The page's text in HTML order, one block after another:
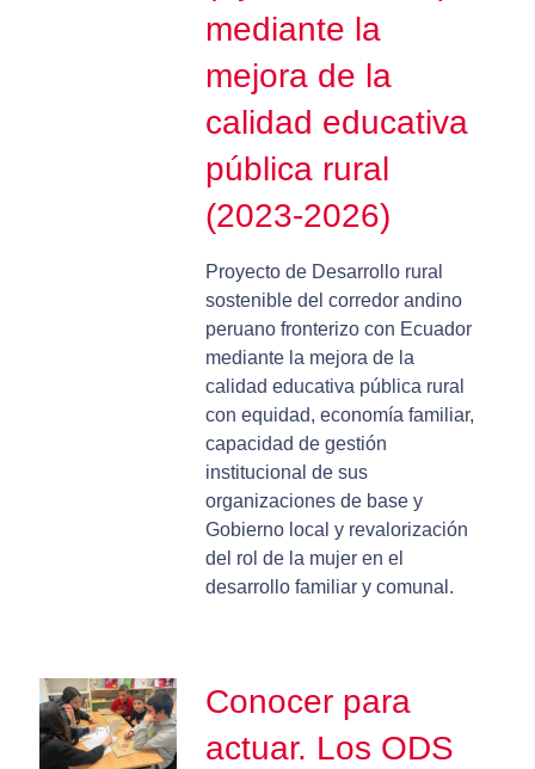
mediante la
mejora de la
calidad educativa
pública rural
(2023-2026)
Proyecto de Desarrollo rural
sostenible del corredor andino
peruano fronterizo con Ecuador
mediante la mejora de la
calidad educativa pública rural
con equidad, economía familiar,
capacidad de gestión
institucional de sus
organizaciones de base y
Gobierno local y revalorización
del rol de la mujer en el
desarrollo familiar y comunal.
Conocer para
actuar. Los ODS